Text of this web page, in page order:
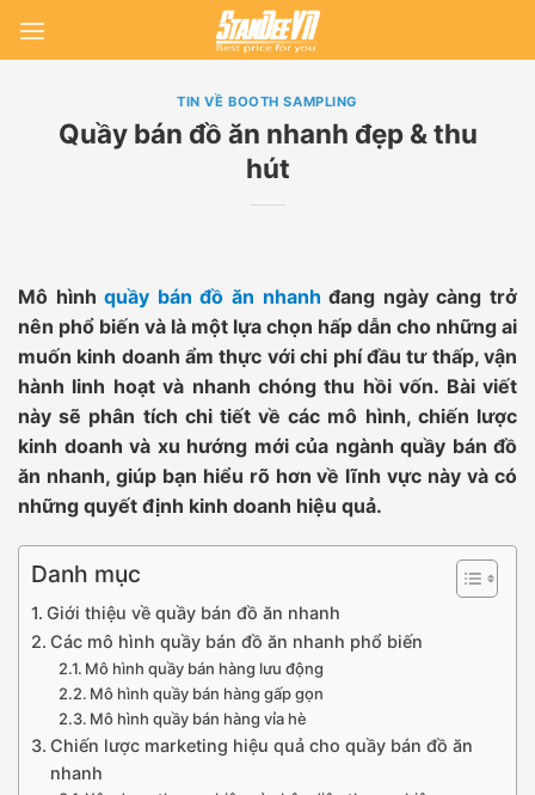
TIN VỀ BOOTH SAMPLING
Quầy bán đồ ăn nhanh đẹp & thu
hút
Mô hình quầy bán đồ ăn nhanh đang ngày càng trở
nên phổ biến và là một lựa chọn hấp dẫn cho những ai
muốn kinh doanh ẩm thực với chi phí đầu tư thấp, vận
hành linh hoạt và nhanh chóng thu hồi vốn. Bài viết
này sẽ phân tích chi tiết về các mô hình, chiến lược
kinh doanh và xu hướng mới của ngành quầy bán đồ
ăn nhanh, giúp bạn hiểu rõ hơn về lĩnh vực này và có
những quyết định kinh doanh hiệu quả.
Danh mục
Giới thiệu về quầy bán đồ ăn nhanh
Các mô hình quầy bán đồ ăn nhanh phổ biến
Mô hình quầy bán hàng lưu động
Mô hình quầy bán hàng gấp gọn
Mô hình quầy bán hàng vỉa hè
Chiến lược marketing hiệu quả cho quầy bán đồ ăn
nhanh